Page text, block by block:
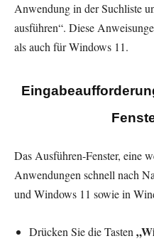
Anwendung in der Suchliste
ausführen“. Diese
als auch für Windows 11.
Das Ausführen-Fenster, eine
Anwendungen schnell nach
und Windows 11 sowie in
Drücken Sie die Tasten